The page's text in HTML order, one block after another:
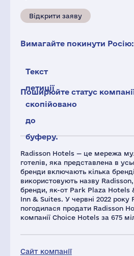
Radisson Hotels — це мережа
готелів, яка представлена ​​в
бренди включають кілька
використовують назву
бренди, як-от Park Plaza Hotels
Inn & Suites. У червні 2022 року
погодилася продати Radisson
компанії Choice Hotels за 675
Сайт компанії
Відкрити заяву
Вимагайте покинути Росію:
Текст
петиції
скопійовано
до
буферу.
Поширюйте статус